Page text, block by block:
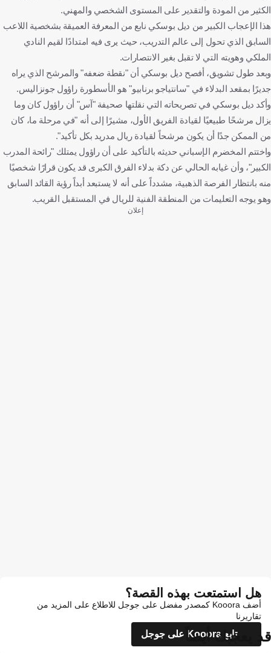
الكثير من المودة والتقدير على المستوى الشخصي والمهني.
هذا الإعجاب الكبير من ديل بوسكي نابع من المعرفة العميقة بشخصية اللاعب
السابق الذي تحول إلى عالم التدريب، حيث يرى فيه امتدادًا لقيم النادي
الملكي وهويته التي لا تقبل بغير الانتصارات.
وبعد طول تشويق، أفصح ديل بوسكي أن "نقطة ضعفه" والمرشح الذي يراه
جديرًا بمقعد البدلاء في "سانتياجو برنابيو" هو الأسطورة راؤول جونزاليس.
وأكد ديل بوسكي في تصريحاته التي نقلتها صحيفة "آس" أن راؤول كان وما
يزال مرشحًا طبيعيًا لقيادة الفريق الأول، مشيرًا إلى أنه "في مرحلة ما، كان
من الممكن جدًا أن يكون مرشحاً لقيادة ريال مدريد بكل تأكيد".
واختتم المخضرم الإسباني حديثه بالتأكيد على أن راؤول يمتلك "رائحة المدرب
الكبير"، وأن غيابه الحالي عن دكة بدلاء الفرق الكبرى قد يكون قرارًا شخصيًا
منه بانتظار الفرصة الذهبية، مشدداً على أنه لا يستبعد أبداً رؤية القائد السابق
وهو يوجه التعليمات من المنطقة الفنية للريال في المستقبل القريب.
إعلان
هل استمتعت بهذه القصة؟
أضف Kooora كمصدر مفضل على جوجل للاطلاع على المزيد من
تقاريرنا
تابع Kooora على جوجل
قد يعجبك أيضاً